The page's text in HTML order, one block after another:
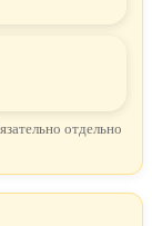
отдельно